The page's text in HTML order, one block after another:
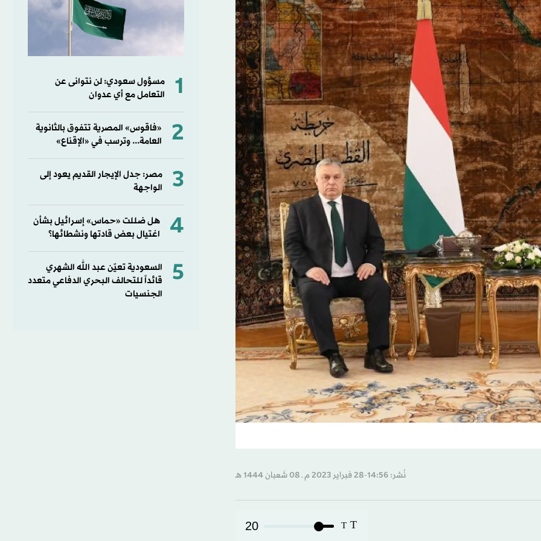
نُشر: 14:56-28 فبراير 2023 م ـ 08 شَعبان 1444 هـ
T
T
20
1
مسؤول سعودي: لن نتوانى عن
التعامل مع أي عدوان
2
«فاقوس» المصرية تتفوق بالثانوية
العامة... وترسب في «الإقناع»
3
مصر: جدل الإيجار القديم يعود إلى
الواجهة
4
هل ضللت «حماس» إسرائيل بشأن
اغتيال بعض قادتها ونشطائها؟
5
السعودية تعيّن عبد الله الشهري
قائداً للتحالف البحري الدفاعي متعدد
الجنسيات